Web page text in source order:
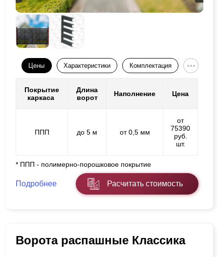
Цены Характеристики Комплектация
Покрытие
каркаса
Длина
ворот
Наполнение Цена
ППП до 5 м от 0,5 мм
от
75390
руб.
шт.
* ППП - полимерно-порошковое покрытие
Подробнее Расчитать стоимость
Ворота распашные Классика